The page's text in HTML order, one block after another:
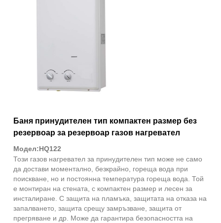
Баня принудителен тип компактен размер без
резервоар за резервоар газов нагревател
Модел:HQ122
Този газов нагревател за принудителен тип може не само
да достави моментално, безкрайно, гореща вода при
поискване, но и постоянна температура гореща вода. Той
е монтиран на стената, с компактен размер и лесен за
инсталиране. С защита на пламъка, защитата на отказа на
запалването, защита срещу замръзване, защита от
прегряване и др. Може да гарантира безопасността на